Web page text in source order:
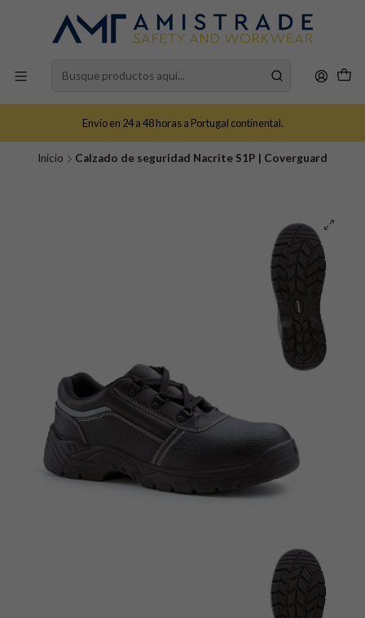
Envío en 24 a 48 horas a Portugal continental.
Inicio Calzado de seguridad Nacrite S1P | Coverguard